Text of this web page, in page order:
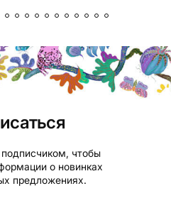
чтобы
о новинках
предложениях.